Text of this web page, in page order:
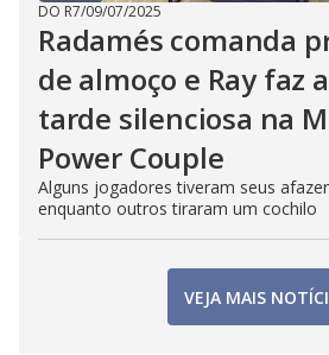
DO R7/09/07/2025
Radamés comanda
de almoço e Ray faz
tarde silenciosa na
Power Couple
Alguns jogadores tiveram seus
enquanto outros tiraram um cochilo
VEJA MAIS